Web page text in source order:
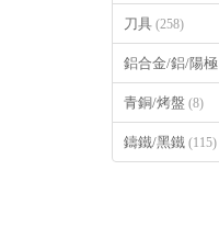
刀具 (258)
鋁合金/鋁/陽極
青銅/烤盤 (8)
鑄鐵/黑鐵 (115)